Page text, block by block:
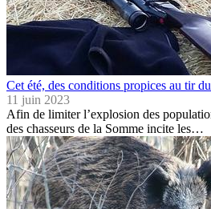
Cet été, des conditions propices au tir
11 juin 2023
Afin de limiter l’explosion des
des chasseurs de la Somme incite les…